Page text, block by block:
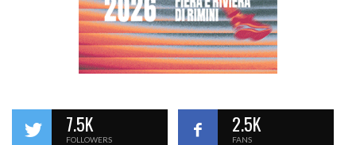
7.5K
FOLLOWERS
2.5K
FANS